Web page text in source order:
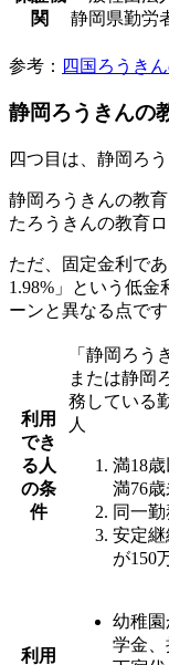
関
静岡県勤労
参考： 四国ろうき
静岡ろうきんの
四つ目は、静岡ろ
静岡ろうきんの教
たろうきんの教育
ただ、固定金利で
1.98%」という低
ーンと異なる点です
利用
でき
る人
の条
件
「静岡ろう
または静岡
務している
人
満18
満76
同一
安定
が150
利用
幼稚
学金